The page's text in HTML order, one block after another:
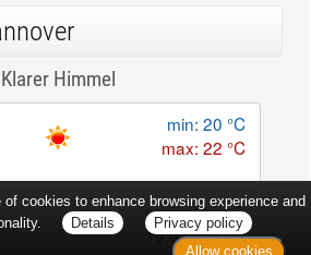
Klarer Himmel
min: 20 °C
max: 22 °C
03:52 Uhr
19:01 Uhr
cookies to enhance browsing experience and
Details
Privacy policy
Allow cookies